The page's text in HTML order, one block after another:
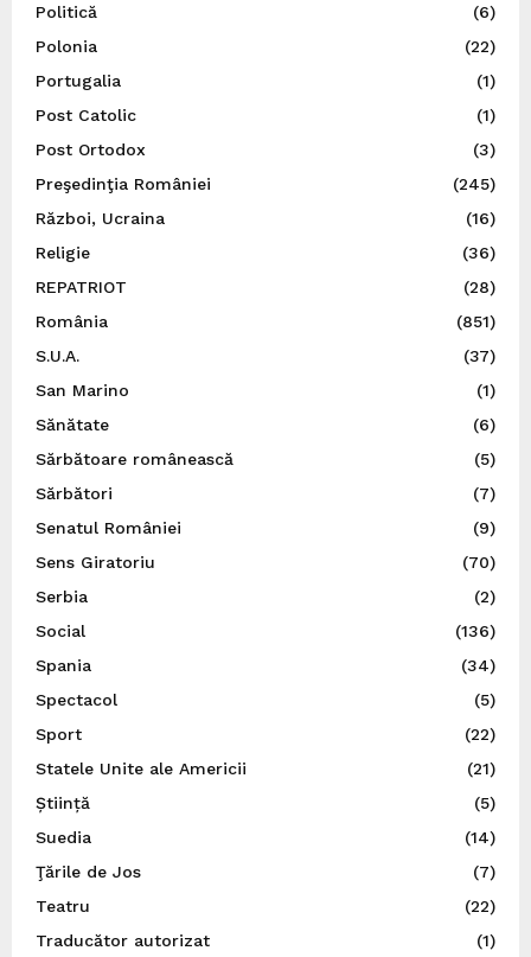
Politică
(6)
Polonia
(22)
Portugalia
(1)
Post Catolic
(1)
Post Ortodox
(3)
Preşedinţia României
(245)
Război, Ucraina
(16)
Religie
(36)
REPATRIOT
(28)
România
(851)
S.U.A.
(37)
San Marino
(1)
Sănătate
(6)
Sărbătoare românească
(5)
Sărbători
(7)
Senatul României
(9)
Sens Giratoriu
(70)
Serbia
(2)
Social
(136)
Spania
(34)
Spectacol
(5)
Sport
(22)
Statele Unite ale Americii
(21)
Știință
(5)
Suedia
(14)
Ţările de Jos
(7)
Teatru
(22)
Traducător autorizat
(1)